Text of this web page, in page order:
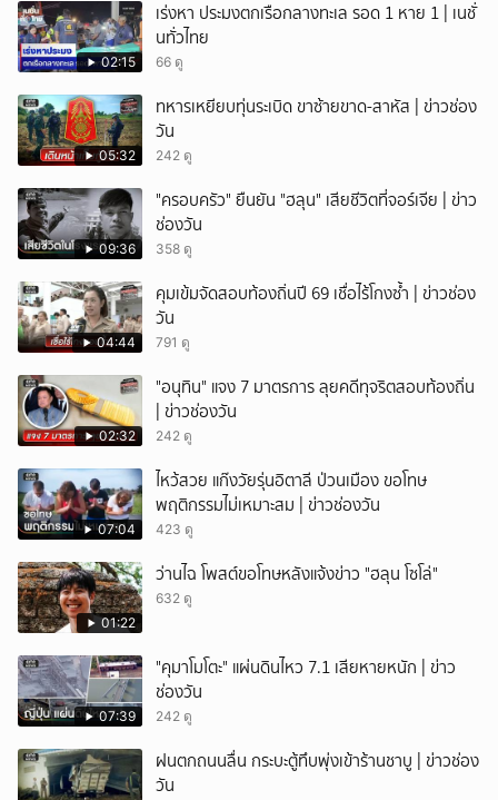
02:15
เร่งหา ประมงตกเรือกลางทะเล รอด 1 หาย 1 | เนชั่
นทั่วไทย
66 ดู
05:32
ทหารเหยียบทุ่นระเบิด ขาซ้ายขาด-สาหัส | ข่าวช่อง
วัน
242 ดู
09:36
"ครอบครัว" ยืนยัน "ฮลุน" เสียชีวิตที่จอร์เจีย | ข่าว
ช่องวัน
358 ดู
04:44
คุมเข้มจัดสอบท้องถิ่นปี 69 เชื่อไร้โกงซ้ำ | ข่าวช่อง
วัน
791 ดู
02:32
"อนุทิน" แจง 7 มาตรการ ลุยคดีทุจริตสอบท้องถิ่น
| ข่าวช่องวัน
242 ดู
07:04
ไหว้สวย แก๊งวัยรุ่นอิตาลี ป่วนเมือง ขอโทษ
พฤติกรรมไม่เหมาะสม | ข่าวช่องวัน
423 ดู
01:22
ว่านไฉ โพสต์ขอโทษหลังแจ้งข่าว "ฮลุน โซโล่"
632 ดู
07:39
"คุมาโมโตะ" แผ่นดินไหว 7.1 เสียหายหนัก | ข่าว
ช่องวัน
242 ดู
ฝนตกถนนลื่น กระบะตู้ทึบพุ่งเข้าร้านชาบู | ข่าวช่อง
วัน